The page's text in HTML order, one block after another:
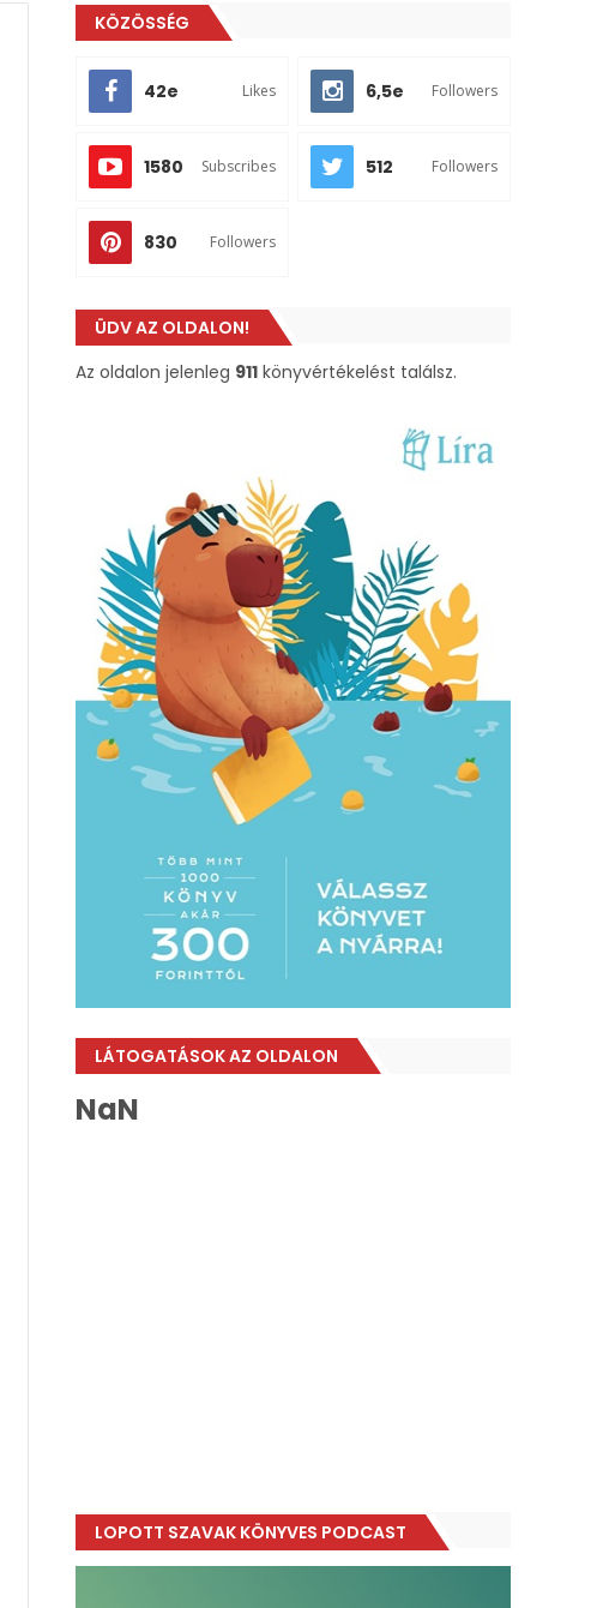
KÖZÖSSÉG
42e Likes 6,5e Followers
1580 Subscribes 512 Followers
830 Followers
ÜDV AZ OLDALON!
Az oldalon jelenleg 911 könyvértékelést találsz.
LÁTOGATÁSOK AZ OLDALON
NaN
LOPOTT SZAVAK KÖNYVES PODCAST